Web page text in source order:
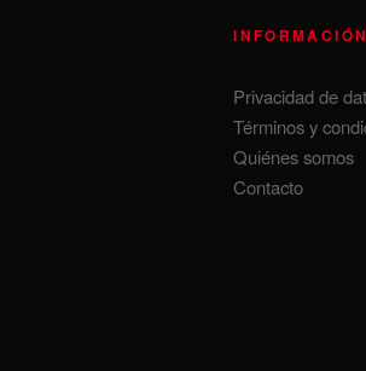
INFORMACIÓN
Privacidad de
Términos y
Quiénes somos
Contacto